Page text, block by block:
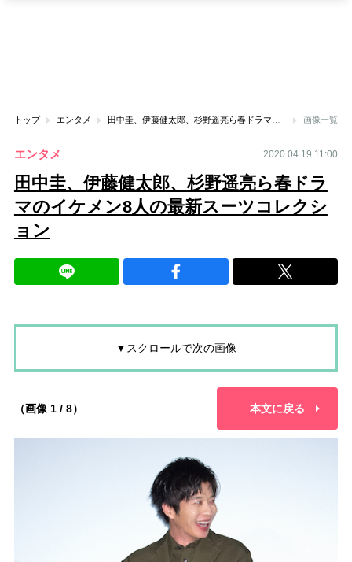
トップ エンタメ 画像一覧
エンタメ 2020.04.19 11:00
田中圭、伊藤健太郎、杉野遥亮ら春ドラ
マのイケメン8人の最新スーツコレクシ
ョン
▼スクロールで次の画像
（画像 1 / 8） 本文に戻る